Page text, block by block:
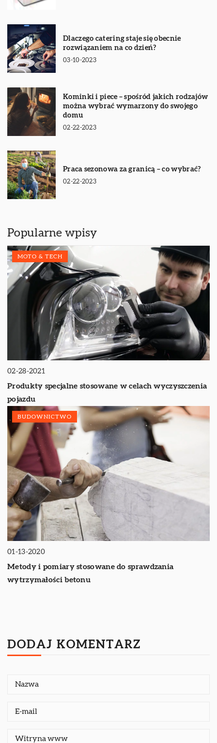
Dlaczego catering staje się obecnie
rozwiązaniem na co dzień?
03-10-2023
Kominki i piece – spośród jakich rodzajów
można wybrać wymarzony do swojego
domu
02-22-2023
Praca sezonowa za granicą – co wybrać?
02-22-2023
Popularne wpisy
MOTO & TECH
02-28-2021
Produkty specjalne stosowane w celach wyczyszczenia
pojazdu
BUDOWNICTWO
01-13-2020
Metody i pomiary stosowane do sprawdzania
wytrzymałości betonu
DODAJ KOMENTARZ